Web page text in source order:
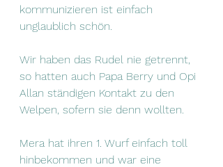
kommunizieren ist einfach
unglaublich schön.
Wir haben das Rudel nie getrennt,
so hatten auch Papa Berry und Opi
Allan ständigen Kontakt zu den
Welpen, sofern sie denn wollten.
Mera hat ihren 1. Wurf einfach toll
hinbekommen und war eine